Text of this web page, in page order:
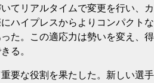
てリアルタイムで変更を行い、カ
ハイプレスからよりコンパクトな
た。この適応力は勢いを変え、得
る。
要な役割を果たした。新しい選手